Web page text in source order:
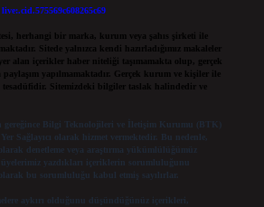
herhangi bir marka, kurum veya şahıs şirketi ile
Sitede yalnızca kendi hazırladığımız makaleler
alan içerikler haber niteliği taşımamakta olup, gerçek
yapılmamaktadır. Gerçek kurum ve kişiler ile
tesadüfidir. Sitemizdeki bilgiler taslak halindedir ve
gereğince Bilgi Teknolojileri ve İletişim Kurumu (BTK)
Sağlayıcı olarak hizmet vermektedir. Bu nedenle,
denetleme veya araştırma yükümlülüğümüz
yazdıkları içeriklerin sorumluluğunu
bu sorumluluğu kabul etmiş sayılırlar.
aykırı olduğunu düşündüğünüz içerikleri,